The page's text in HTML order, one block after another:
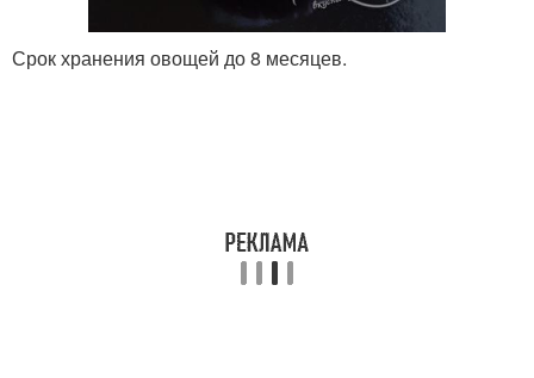
Срок хранения овощей до 8 месяцев.